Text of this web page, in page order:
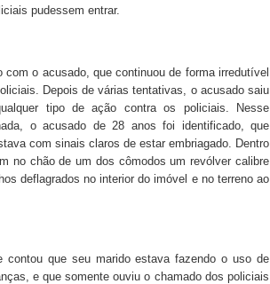
pudessem entrar.
com o acusado, que continuou de forma irredutível
Depois de várias tentativas, o acusado saiu
tipo de ação contra os policiais. Nesse
o acusado de 28 anos foi identificado, que
com sinais claros de estar embriagado. Dentro
no chão de um dos cômodos um revólver calibre
deflagrados no interior do imóvel e no terreno ao
que seu marido estava fazendo o uso de
e que somente ouviu o chamado dos policiais